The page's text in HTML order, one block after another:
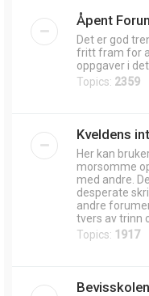
Åpent
Det er god
fritt fram for
oppgaver i
Topics: 2359
Kveldens
Her kan
morsomme
med andre.
desperate
andre
tvers av trinn
Topics: 1917
Bevisskolen